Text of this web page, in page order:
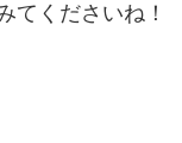
てくださいね！